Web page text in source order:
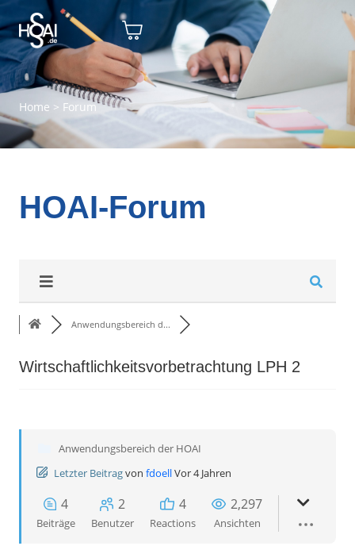
Home > Forum
HOAI-Forum
Anwendungsbereich d...
Wirtschaftlichkeitsvorbetrachtung LPH 2
Anwendungsbereich der HOAI
Letzter Beitragvon fdoellVor 4 Jahren
4
Beiträge
2
Benutzer
4
Reactions
2,297
Ansichten